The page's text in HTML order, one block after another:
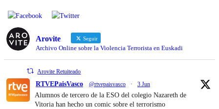
Arovite Seguir
Archivo Online sobre la Violencia Terrorista en Euskadi
Arovite Retuiteado
RTVEPaisVasco @rtvepaisvasco · 3 Jun
Alumnos de tercero de la ESO del colegio Nazareth de
Vitoria han hecho un comic sobre el terrorismo